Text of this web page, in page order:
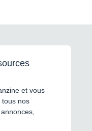
et vous
tous nos